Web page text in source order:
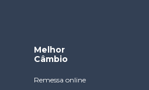
Melhor
Câmbio
Remessa online